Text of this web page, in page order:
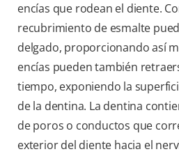
encías que rodean el diente.
recubrimiento de esmalte
delgado, proporcionando así
encías pueden también
tiempo, exponiendo la
de la dentina. La dentina
de poros o conductos que
exterior del diente hacia el